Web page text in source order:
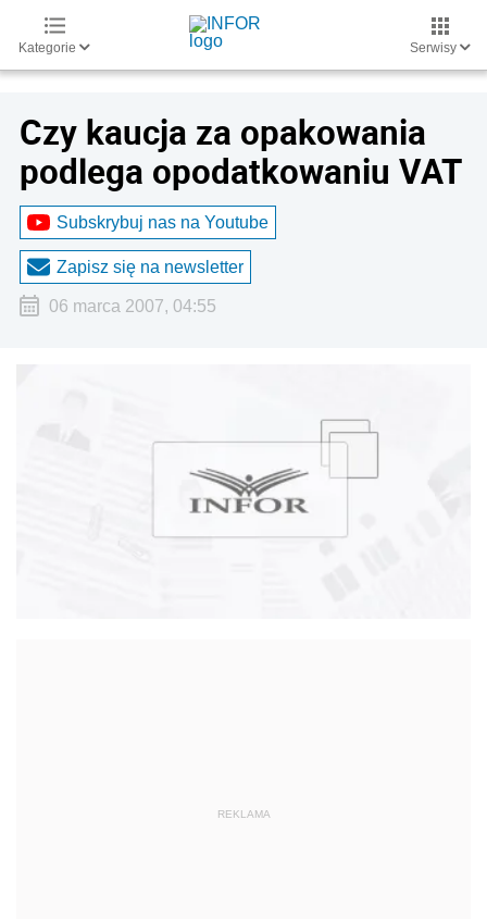
Kategorie Serwisy
Czy kaucja za opakowania
podlega opodatkowaniu VAT
Subskrybuj nas na Youtube
Zapisz się na newsletter
06 marca 2007, 04:55